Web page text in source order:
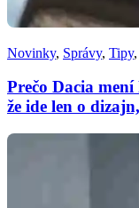
Novinky, Správy, Tipy,
Prečo Dacia
že ide len o